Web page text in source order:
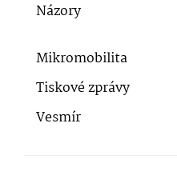
Názory
Mikromobilita
Tiskové zprávy
Vesmír